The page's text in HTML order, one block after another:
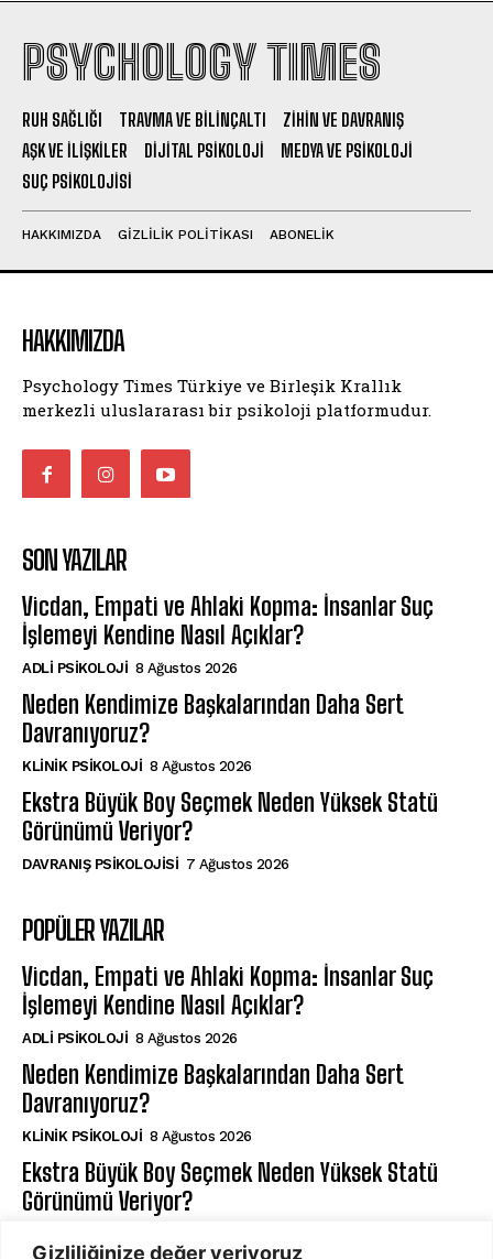
Gizliliğinize değer veriyoruz
PSYCHOLOGY TIMES
RUH SAĞLIĞI TRAVMA VE BILINÇALTI
ZIHIN VE DAVRANIŞ
AŞK VE İLIŞKILER
DIJITAL PSIKOLOJI
MEDYA VE PSIKOLOJI
SUÇ PSIKOLOJISI
HAKKIMIZDA GIZLILIK POLITIKASI ABONELIK
HAKKIMIZDA
Psychology Times Türkiye ve Birleşik Krallık
merkezli uluslararası bir psikoloji platformudur.
SON YAZILAR
Vicdan, Empati ve Ahlaki Kopma: İnsanlar Suç
İşlemeyi Kendine Nasıl Açıklar?
ADLI PSIKOLOJI 8 Ağustos 2026
Neden Kendimize Başkalarından Daha Sert
Davranıyoruz?
KLINIK PSIKOLOJI 8 Ağustos 2026
Ekstra Büyük Boy Seçmek Neden Yüksek Statü
Görünümü Veriyor?
DAVRANIŞ PSIKOLOJISI 7 Ağustos 2026
POPÜLER YAZILAR
Vicdan, Empati ve Ahlaki Kopma: İnsanlar Suç
İşlemeyi Kendine Nasıl Açıklar?
ADLI PSIKOLOJI 8 Ağustos 2026
Neden Kendimize Başkalarından Daha Sert
Davranıyoruz?
KLINIK PSIKOLOJI 8 Ağustos 2026
Ekstra Büyük Boy Seçmek Neden Yüksek Statü
Görünümü Veriyor?